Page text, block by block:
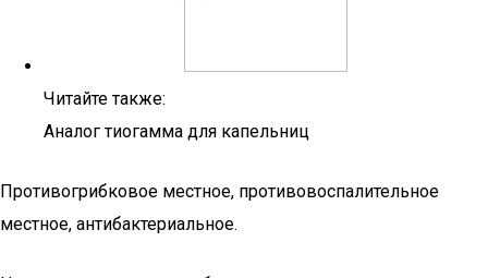
Читайте также:
Аналог тиогамма для капельниц
Противогрибковое местное, противовоспалительное
местное, антибактериальное.